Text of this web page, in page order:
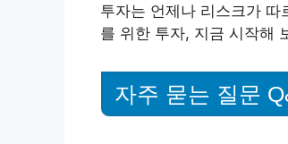
투자는 언제나 리스크가
를 위한 투자, 지금 시작해
자주 묻는 질문